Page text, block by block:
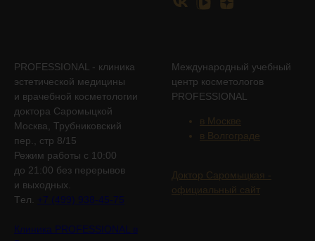
PROFESSIONAL - клиника
эстетической медицины
и врачебной косметологии
доктора Саромыцкой
Москва, Трубниковский
пер., стр 8/15
Режим работы с 10:00
до 21:00 без перерывов
и выходных.
Tел. +7 (499) 938-45-75
Клиника PROFESSIONAL в
Международный учебный
центр косметологов
PROFESSIONAL
в Москве
в Волгограде
Доктор Саромыцкая -
официальный сайт